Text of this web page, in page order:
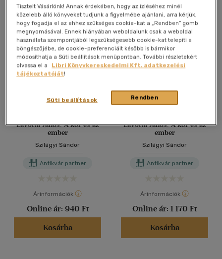
Antikvár könyv (5db)
Lavotta János: A kor és az
ember
Szilágyi Sándor
Antikvár partner
Árinformációk
Online ár: 940 Ft
Kosárba
Lavotta János: A kor és az
ember
Szilágyi Sándor
Antikvár partner
Árinformációk
Online ár: 1 170 Ft
Kosárba
Tisztelt Vásárlónk! Annak érdekében, hogy az ízléséhez minél
közelebb álló könyveket tudjunk a figyelmébe ajánlani, arra kérjük,
hogy fogadja el az ehhez szükséges cookie-kat a „Rendben” gomb
megnyomásával. Ennek hiányában weboldalunk csak a weboldal
használata szempontjából legszükségesebb cookie-kat telepíti a
böngészőjébe, de cookie-preferenciáit később is bármikor
módosíthatja a Süti beállítások menüpontban. További részletekért
olvassa el a
Libri Könyvkereskedelmi Kft. adatkezelési
tájékoztatóját!
Rendben
Süti beállítások